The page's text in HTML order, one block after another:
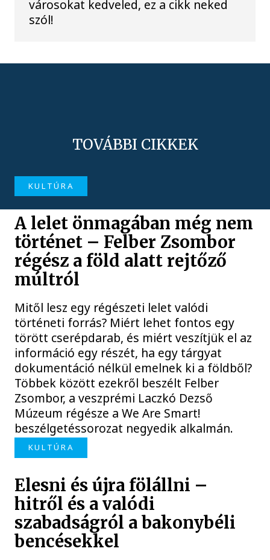
városokat kedveled, ez a cikk neked
szól!
TOVÁBBI CIKKEK
KULTÚRA
A lelet önmagában még nem
történet – Felber Zsombor
régész a föld alatt rejtőző
múltról
Mitől lesz egy régészeti lelet valódi
történeti forrás? Miért lehet fontos egy
törött cserépdarab, és miért veszítjük el az
információ egy részét, ha egy tárgyat
dokumentáció nélkül emelnek ki a földből?
Többek között ezekről beszélt Felber
Zsombor, a veszprémi Laczkó Dezső
Múzeum régésze a We Are Smart!
beszélgetéssorozat negyedik alkalmán.
KULTÚRA
Elesni és újra fölállni –
hitről és a valódi
szabadságról a bakonybéli
bencésekkel